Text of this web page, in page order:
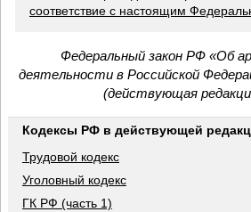
соответствие с настоящим
Федеральный закон РФ «Об
деятельности в Российской
(действующая
Кодексы РФ в действующей
Трудовой кодекс
Уголовный кодекс
ГК РФ (часть 1)